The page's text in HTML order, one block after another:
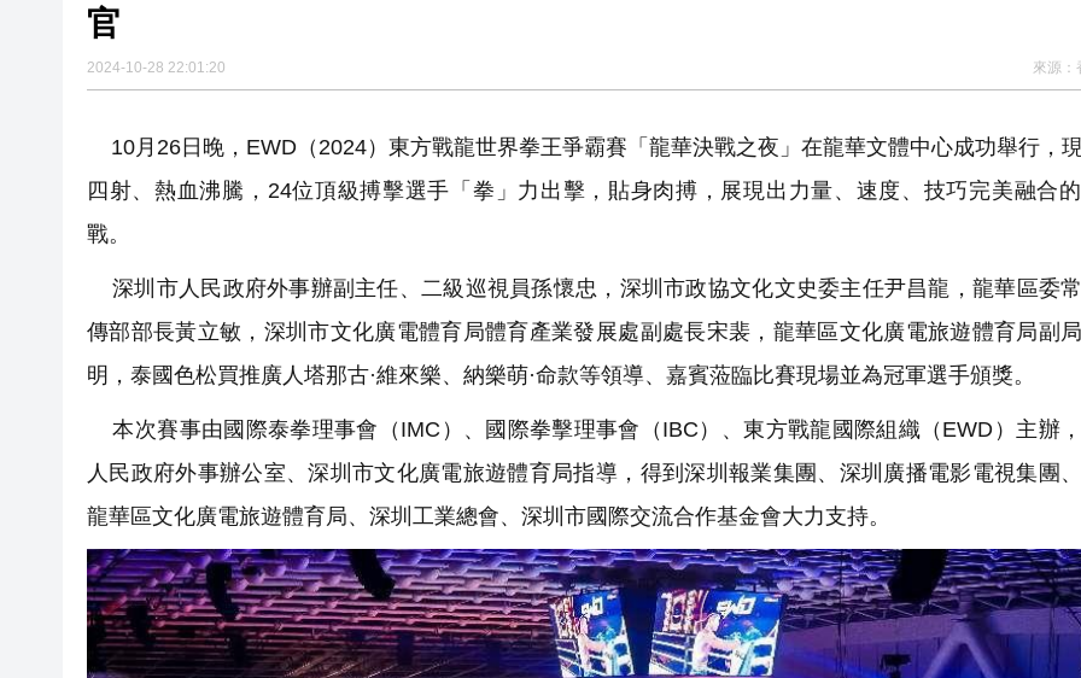
官
2024-10-28 22:01:20 來源：
10月26日晚，EWD（2024）東方戰龍世界拳王爭霸賽「龍華決戰之夜」在龍華文體中心成功舉行，
四射、熱血沸騰，24位頂級搏擊選手「拳」力出擊，貼身肉搏，展現出力量、速度、技巧完美融合
戰。
深圳市人民政府外事辦副主任、二級巡視員孫懷忠，深圳市政協文化文史委主任尹昌龍，龍華區委
傳部部長黃立敏，深圳市文化廣電體育局體育產業發展處副處長宋裴，龍華區文化廣電旅遊體育局副
明，泰國色松買推廣人塔那古·維來樂、納樂萌·命款等領導、嘉賓蒞臨比賽現場並為冠軍選手頒獎。
本次賽事由國際泰拳理事會（IMC）、國際拳擊理事會（IBC）、東方戰龍國際組織（EWD）主辦
人民政府外事辦公室、深圳市文化廣電旅遊體育局指導，得到深圳報業集團、深圳廣播電影電視集團
龍華區文化廣電旅遊體育局、深圳工業總會、深圳市國際交流合作基金會大力支持。